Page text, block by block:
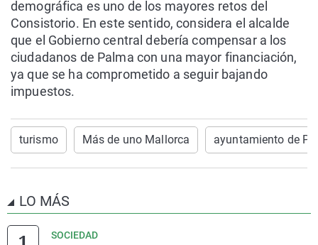
demográfica es uno de los mayores retos del
Consistorio. En este sentido, considera el alcalde
que el Gobierno central debería compensar a los
ciudadanos de Palma con una mayor financiación,
ya que se ha comprometido a seguir bajando
impuestos.
turismo Más de uno Mallorca ayuntamiento de
LO MÁS
SOCIEDAD